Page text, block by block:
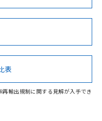
No No
格認証/適合状況ページへ
ージからご検索ください
表
輸出規制に関する見解が入手でき